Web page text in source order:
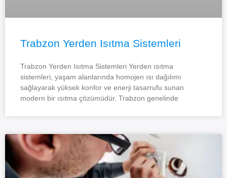
Trabzon Yerden Isıtma Sistemleri
Trabzon Yerden Isıtma Sistemleri Yerden ısıtma
sistemleri, yaşam alanlarında homojen ısı dağılımı
sağlayarak yüksek konfor ve enerji tasarrufu sunan
modern bir ısıtma çözümüdür. Trabzon genelinde